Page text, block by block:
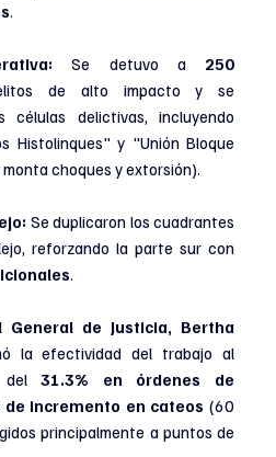
.
Se detuvo a 250
de alto impacto y se
células delictivas, incluyendo
Histolinques" y "Unión Bloque
choques y extorsión).
Se duplicaron los cuadrantes
.
General de Justicia, Bertha
la efectividad del trabajo al
del 31.3% en órdenes de
de incremento en cateos (60
principalmente a puntos de